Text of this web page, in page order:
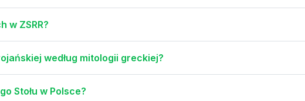
w ZSRR?
według mitologii greckiej?
Stołu w Polsce?